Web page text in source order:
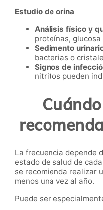
Estudio de orina
Análisis físico y
proteínas, glucosa
Sedimento
bacterias o
Signos de
nitritos pueden
La frecuencia depende
estado de salud de
se recomienda realizar
menos una vez al año.
Puede ser